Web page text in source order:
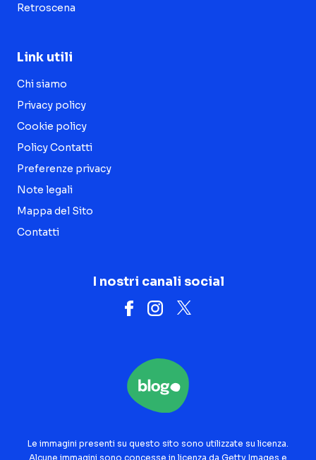
Retroscena
Link utili
Chi siamo
Privacy policy
Cookie policy
Policy Contatti
Preferenze privacy
Note legali
Mappa del Sito
Contatti
I nostri canali social
Le immagini presenti su questo sito sono utilizzate su licenza.
Alcune immagini sono concesse in licenza da Getty Images e